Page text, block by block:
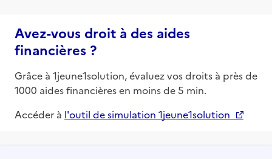
Avez-vous droit à des aides
financières ?
Grâce à 1jeune1solution, évaluez vos droits à près de
1000 aides financières en moins de 5 min.
Accéder à l'outil de simulation 1jeune1solution